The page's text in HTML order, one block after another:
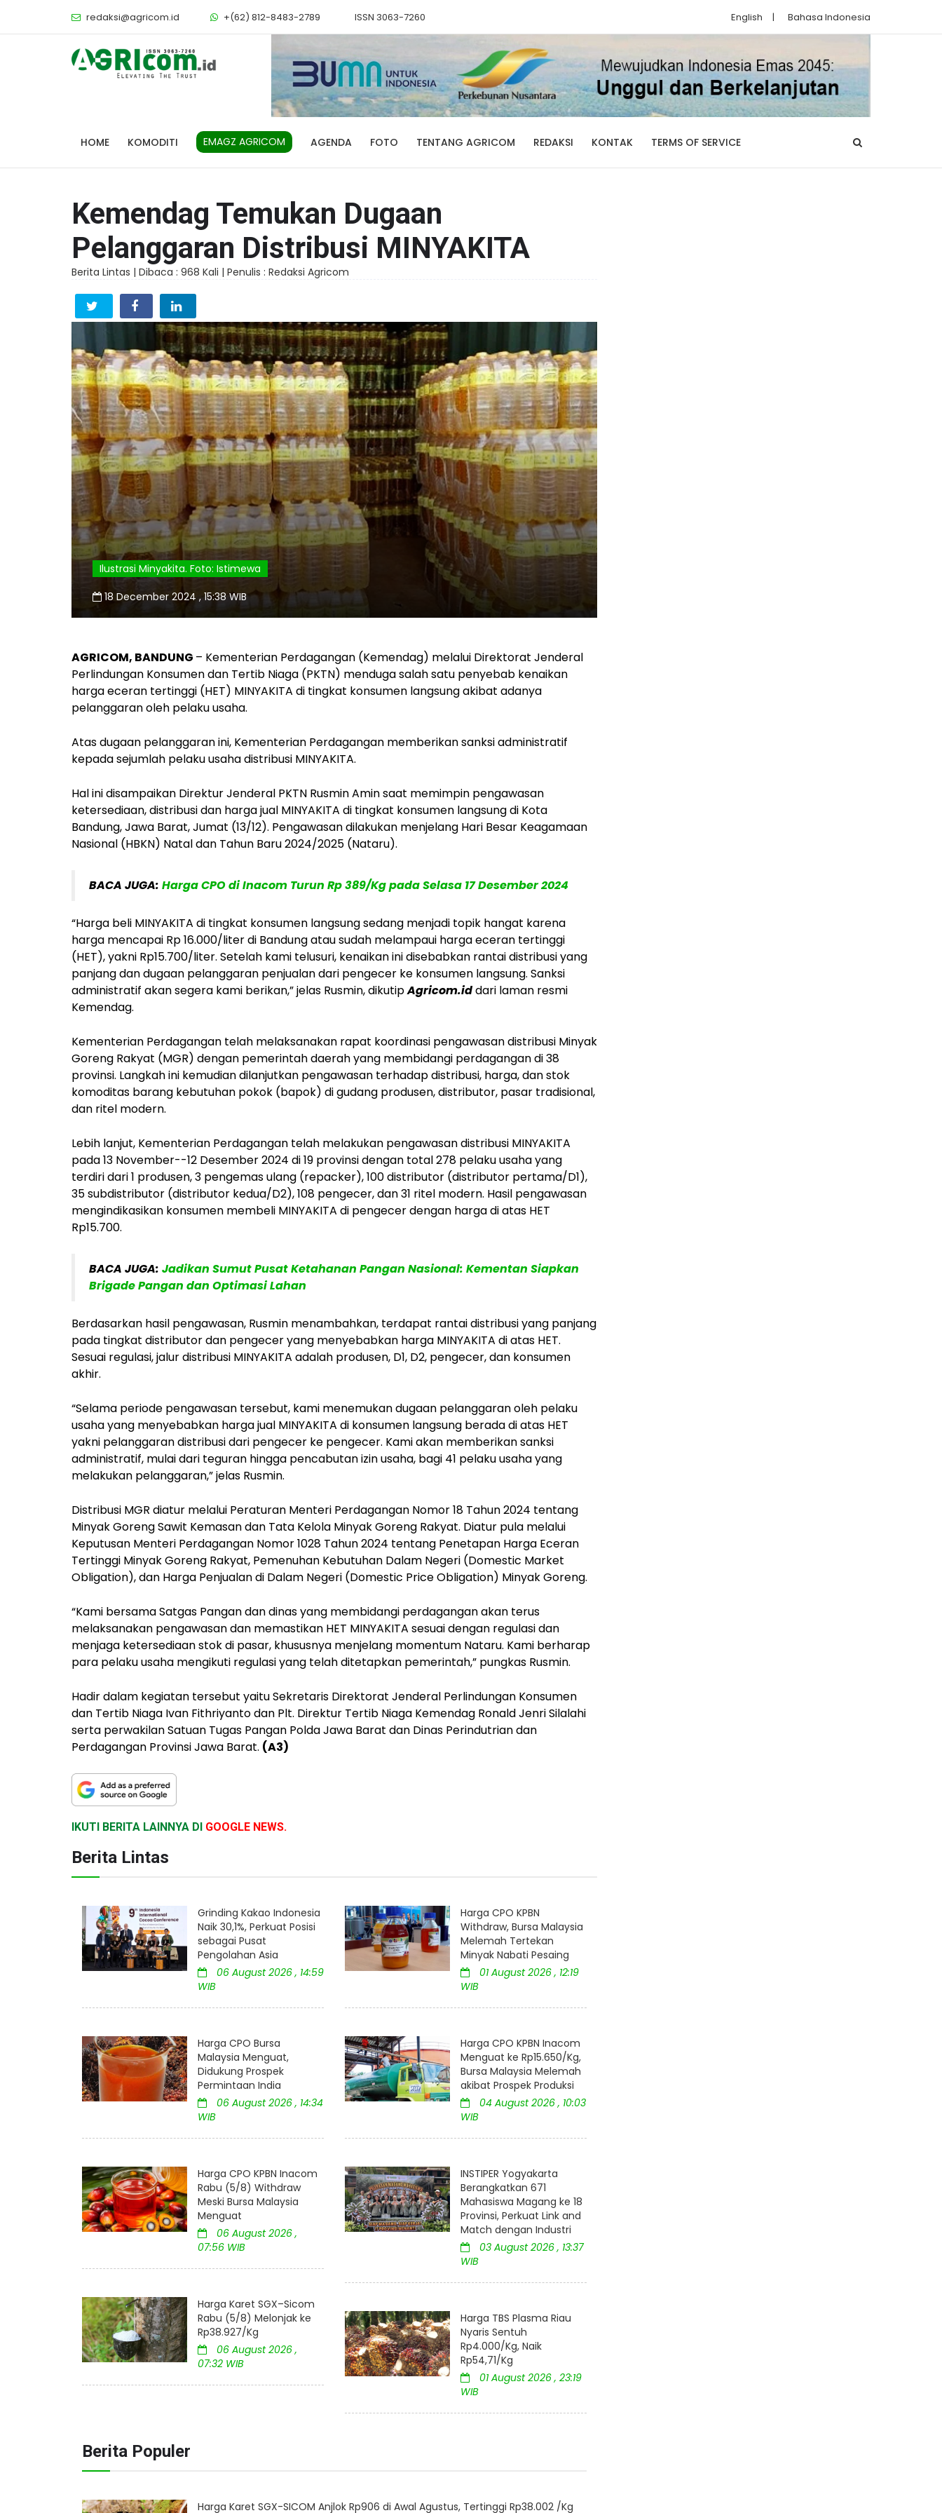
redaksi@agricom.id +(62) 812-8483-2789 ISSN 3063-7260 English | Bahasa Indonesia
HOME KOMODITI EMAGZ AGRICOM AGENDA FOTO TENTANG AGRICOM REDAKSI KONTAK TERMS OF SERVICE
Kemendag Temukan Dugaan
Pelanggaran Distribusi MINYAKITA
Berita Lintas | Dibaca : 968 Kali | Penulis : Redaksi Agricom
Ilustrasi Minyakita. Foto: Istimewa
18 December 2024 , 15:38 WIB
AGRICOM, BANDUNG – Kementerian Perdagangan (Kemendag) melalui Direktorat Jenderal
Perlindungan Konsumen dan Tertib Niaga (PKTN) menduga salah satu penyebab kenaikan
harga eceran tertinggi (HET) MINYAKITA di tingkat konsumen langsung akibat adanya
pelanggaran oleh pelaku usaha.
Atas dugaan pelanggaran ini, Kementerian Perdagangan memberikan sanksi administratif
kepada sejumlah pelaku usaha distribusi MINYAKITA.
Hal ini disampaikan Direktur Jenderal PKTN Rusmin Amin saat memimpin pengawasan
ketersediaan, distribusi dan harga jual MINYAKITA di tingkat konsumen langsung di Kota
Bandung, Jawa Barat, Jumat (13/12). Pengawasan dilakukan menjelang Hari Besar Keagamaan
Nasional (HBKN) Natal dan Tahun Baru 2024/2025 (Nataru).
BACA JUGA: Harga CPO di Inacom Turun Rp 389/Kg pada Selasa 17 Desember 2024
“Harga beli MINYAKITA di tingkat konsumen langsung sedang menjadi topik hangat karena
harga mencapai Rp 16.000/liter di Bandung atau sudah melampaui harga eceran tertinggi
(HET), yakni Rp15.700/liter. Setelah kami telusuri, kenaikan ini disebabkan rantai distribusi yang
panjang dan dugaan pelanggaran penjualan dari pengecer ke konsumen langsung. Sanksi
administratif akan segera kami berikan,” jelas Rusmin, dikutipAgricom.iddari laman resmi
Kemendag.
Kementerian Perdagangan telah melaksanakan rapat koordinasi pengawasan distribusi Minyak
Goreng Rakyat (MGR) dengan pemerintah daerah yang membidangi perdagangan di 38
provinsi. Langkah ini kemudian dilanjutkan pengawasan terhadap distribusi, harga, dan stok
komoditas barang kebutuhan pokok (bapok) di gudang produsen, distributor, pasar tradisional,
dan ritel modern.
Lebih lanjut, Kementerian Perdagangan telah melakukan pengawasan distribusi MINYAKITA
pada 13 November--12 Desember 2024 di 19 provinsi dengan total 278 pelaku usaha yang
terdiri dari 1 produsen, 3 pengemas ulang (repacker), 100 distributor (distributor pertama/D1),
35 subdistributor (distributor kedua/D2), 108 pengecer, dan 31 ritel modern. Hasil pengawasan
mengindikasikan konsumen membeli MINYAKITA di pengecer dengan harga di atas HET
Rp15.700.
BACA JUGA: Jadikan Sumut Pusat Ketahanan Pangan Nasional: Kementan Siapkan
Brigade Pangan dan Optimasi Lahan
Berdasarkan hasil pengawasan, Rusmin menambahkan, terdapat rantai distribusi yang panjang
pada tingkat distributor dan pengecer yang menyebabkan harga MINYAKITA di atas HET.
Sesuai regulasi, jalur distribusi MINYAKITA adalah produsen, D1, D2, pengecer, dan konsumen
akhir.
“Selama periode pengawasan tersebut, kami menemukan dugaan pelanggaran oleh pelaku
usaha yang menyebabkan harga jual MINYAKITA di konsumen langsung berada di atas HET
yakni pelanggaran distribusi dari pengecer ke pengecer. Kami akan memberikan sanksi
administratif, mulai dari teguran hingga pencabutan izin usaha, bagi 41 pelaku usaha yang
melakukan pelanggaran,” jelas Rusmin.
Distribusi MGR diatur melalui Peraturan Menteri Perdagangan Nomor 18 Tahun 2024 tentang
Minyak Goreng Sawit Kemasan dan Tata Kelola Minyak Goreng Rakyat. Diatur pula melalui
Keputusan Menteri Perdagangan Nomor 1028 Tahun 2024 tentang Penetapan Harga Eceran
Tertinggi Minyak Goreng Rakyat, Pemenuhan Kebutuhan Dalam Negeri (Domestic Market
Obligation), dan Harga Penjualan di Dalam Negeri (Domestic Price Obligation) Minyak Goreng.
“Kami bersama Satgas Pangan dan dinas yang membidangi perdagangan akan terus
melaksanakan pengawasan dan memastikan HET MINYAKITA sesuai dengan regulasi dan
menjaga ketersediaan stok di pasar, khususnya menjelang momentum Nataru. Kami berharap
para pelaku usaha mengikuti regulasi yang telah ditetapkan pemerintah,” pungkas Rusmin.
Hadir dalam kegiatan tersebut yaitu Sekretaris Direktorat Jenderal Perlindungan Konsumen
dan Tertib Niaga Ivan Fithriyanto dan Plt. Direktur Tertib Niaga Kemendag Ronald Jenri Silalahi
serta perwakilan Satuan Tugas Pangan Polda Jawa Barat dan Dinas Perindutrian dan
Perdagangan Provinsi Jawa Barat. (A3)
IKUTI BERITA LAINNYA DI GOOGLE NEWS.
Berita Lintas
Grinding Kakao Indonesia
Naik 30,1%, Perkuat Posisi
sebagai Pusat
Pengolahan Asia
06 August 2026 , 14:59
WIB
Harga CPO Bursa
Malaysia Menguat,
Didukung Prospek
Permintaan India
06 August 2026 , 14:34
WIB
Harga CPO KPBN Inacom
Rabu (5/8) Withdraw
Meski Bursa Malaysia
Menguat
06 August 2026 ,
07:56 WIB
Harga Karet SGX–Sicom
Rabu (5/8) Melonjak ke
Rp38.927/Kg
06 August 2026 ,
07:32 WIB
Harga CPO KPBN
Withdraw, Bursa Malaysia
Melemah Tertekan
Minyak Nabati Pesaing
01 August 2026 , 12:19
WIB
Harga CPO KPBN Inacom
Menguat ke Rp15.650/Kg,
Bursa Malaysia Melemah
akibat Prospek Produksi
04 August 2026 , 10:03
WIB
INSTIPER Yogyakarta
Berangkatkan 671
Mahasiswa Magang ke 18
Provinsi, Perkuat Link and
Match dengan Industri
03 August 2026 , 13:37
WIB
Harga TBS Plasma Riau
Nyaris Sentuh
Rp4.000/Kg, Naik
Rp54,71/Kg
01 August 2026 , 23:19
WIB
Berita Populer
Harga Karet SGX-SICOM Anjlok Rp906 di Awal Agustus, Tertinggi Rp38.002 /Kg